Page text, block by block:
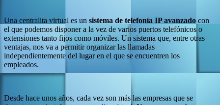
Una centralita virtual es un sistema de telefonía IP avanzado con
el que podemos disponer a la vez de varios puertos telefónicos o
extensiones tanto fijos como móviles. Un sistema que, entre otras
ventajas, nos va a permitir organizar las llamadas
independientemente del lugar en el que se encuentren los
empleados.
Desde hace unos años, cada vez son más las empresas que se